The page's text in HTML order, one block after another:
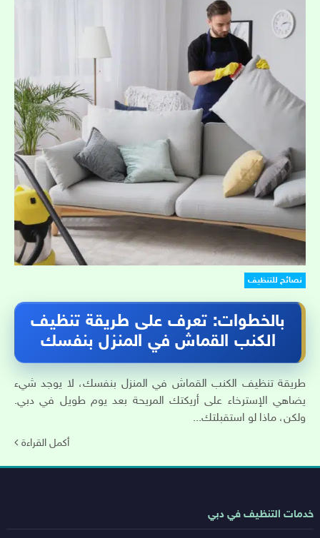
نصائح للتنظيف
بالخطوات: تعرف على طريقة تنظيف
الكنب القماش في المنزل بنفسك
طريقة تنظيف الكنب القماش في المنزل بنفسك، لا يوجد شيء
يضاهي الإسترخاء على أريكتك المريحة بعد يوم طويل في دبي.
ولكن، ماذا لو استقبلتك...
أكمل القراءة
روابط
خدمات التنظيف في دبي